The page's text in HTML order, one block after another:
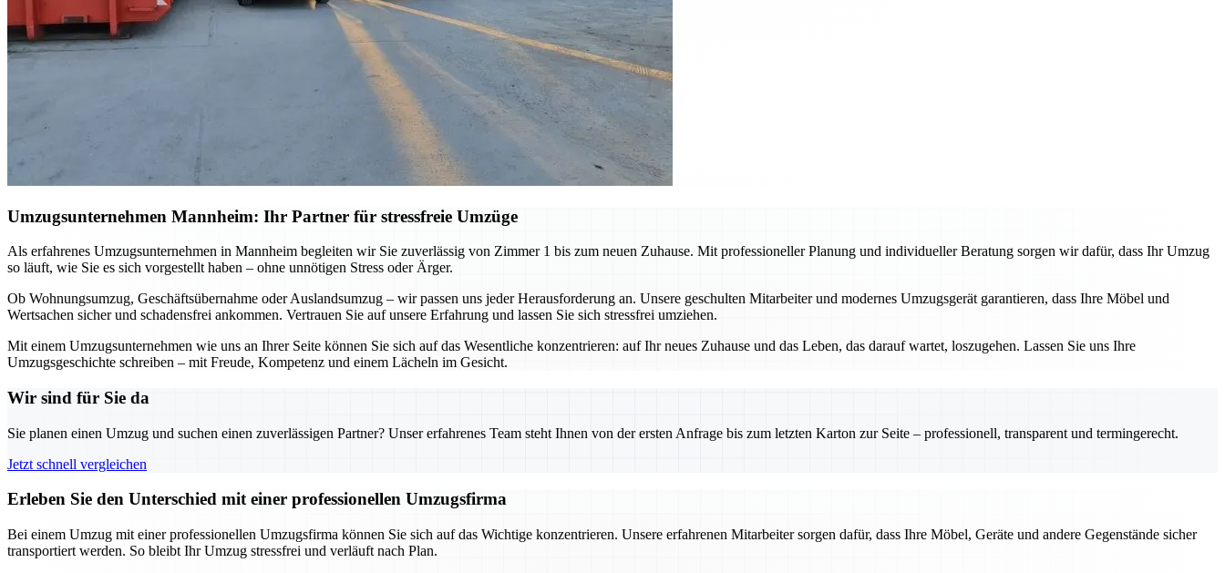
Umzugsunternehmen Mannheim: Ihr Partner für stressfreie Umzüge
Als erfahrenes Umzugsunternehmen in Mannheim begleiten wir Sie zuverlässig von Zimmer 1 bis zum neuen Zuhause. Mit professioneller Planung und individueller Beratung sorgen wir dafür, dass Ihr Umzug
so läuft, wie Sie es sich vorgestellt haben – ohne unnötigen Stress oder Ärger.
Ob Wohnungsumzug, Geschäftsübernahme oder Auslandsumzug – wir passen uns jeder Herausforderung an. Unsere geschulten Mitarbeiter und modernes Umzugsgerät garantieren, dass Ihre Möbel und
Wertsachen sicher und schadensfrei ankommen. Vertrauen Sie auf unsere Erfahrung und lassen Sie sich stressfrei umziehen.
Mit einem Umzugsunternehmen wie uns an Ihrer Seite können Sie sich auf das Wesentliche konzentrieren: auf Ihr neues Zuhause und das Leben, das darauf wartet, loszugehen. Lassen Sie uns Ihre
Umzugsgeschichte schreiben – mit Freude, Kompetenz und einem Lächeln im Gesicht.
Wir sind für Sie da
Sie planen einen Umzug und suchen einen zuverlässigen Partner? Unser erfahrenes Team steht Ihnen von der ersten Anfrage bis zum letzten Karton zur Seite – professionell, transparent und termingerecht.
Jetzt schnell vergleichen
Erleben Sie den Unterschied mit einer professionellen Umzugsfirma
Bei einem Umzug mit einer professionellen Umzugsfirma können Sie sich auf das Wichtige konzentrieren. Unsere erfahrenen Mitarbeiter sorgen dafür, dass Ihre Möbel, Geräte und andere Gegenstände sicher
transportiert werden. So bleibt Ihr Umzug stressfrei und verläuft nach Plan.